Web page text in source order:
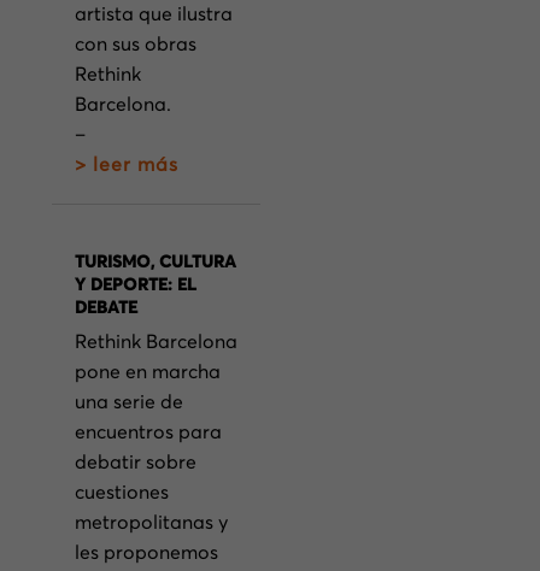
artista que ilustra
con sus obras
Rethink
Barcelona.
–
> leer más
TURISMO, CULTURA
Y DEPORTE: EL
DEBATE
Rethink Barcelona
pone en marcha
una serie de
encuentros para
debatir sobre
cuestiones
metropolitanas y
les proponemos